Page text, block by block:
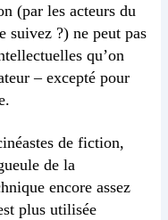
(par les acteurs du
?) ne peut pas
qu’on
– excepté pour
de fiction,
de la
encore assez
plus utilisée